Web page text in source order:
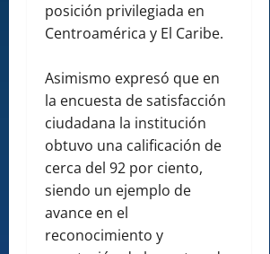
posición privilegiada en
Centroamérica y El Caribe.
Asimismo expresó que en
la encuesta de satisfacción
ciudadana la institución
obtuvo una calificación de
cerca del 92 por ciento,
siendo un ejemplo de
avance en el
reconocimiento y